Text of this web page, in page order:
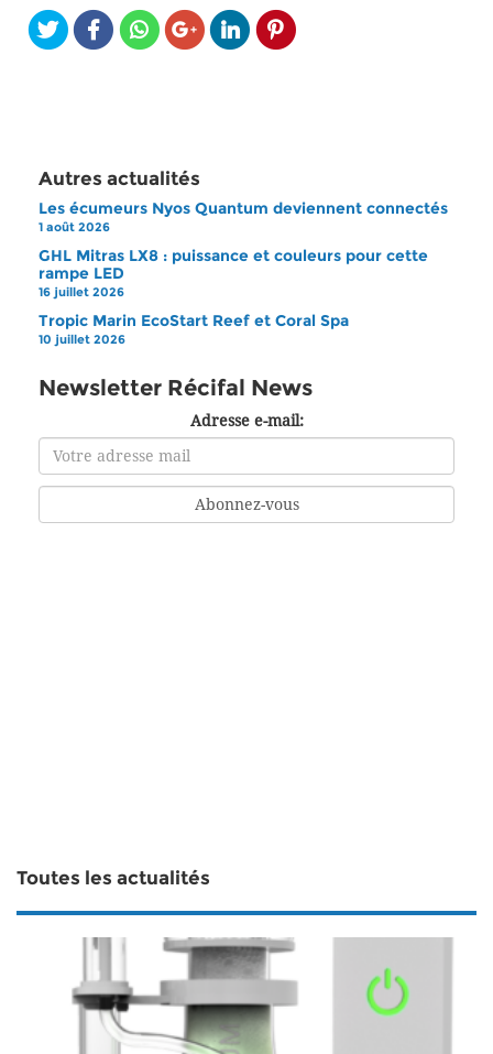
Autres actualités
Les écumeurs Nyos Quantum deviennent connectés
1 août 2026
GHL Mitras LX8 : puissance et couleurs pour cette
rampe LED
16 juillet 2026
Tropic Marin EcoStart Reef et Coral Spa
10 juillet 2026
Newsletter Récifal News
Adresse e-mail:
Toutes les actualités